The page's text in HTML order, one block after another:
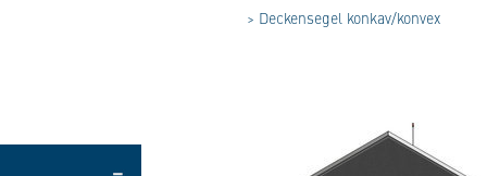
> Deckensegel konkav/konvex